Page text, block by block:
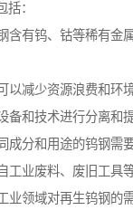
：
含有钨、钴等稀有金
以减少资源浪费和环境
备和技术进行分离和提
成分和用途的钨钢需
工业废料、废旧工具
业领域对再生钨钢的